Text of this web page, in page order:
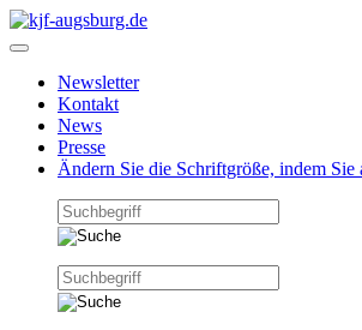
Newsletter
Kontakt
News
Presse
Ändern Sie die Schriftgröße, indem Sie